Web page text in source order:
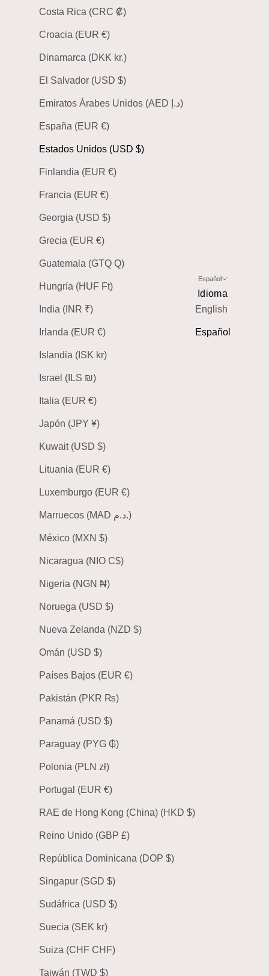
Costa Rica (CRC ₡)
Croacia (EUR €)
Dinamarca (DKK kr.)
El Salvador (USD $)
Emiratos Árabes Unidos (AED د.إ)
España (EUR €)
Estados Unidos (USD $)
Finlandia (EUR €)
Francia (EUR €)
Georgia (USD $)
Grecia (EUR €)
Guatemala (GTQ Q)
Hungría (HUF Ft)
India (INR ₹)
Irlanda (EUR €)
Islandia (ISK kr)
Israel (ILS ₪)
Italia (EUR €)
Japón (JPY ¥)
Kuwait (USD $)
Lituania (EUR €)
Luxemburgo (EUR €)
Marruecos (MAD د.م.)
México (MXN $)
Nicaragua (NIO C$)
Nigeria (NGN ₦)
Noruega (USD $)
Nueva Zelanda (NZD $)
Omán (USD $)
Países Bajos (EUR €)
Pakistán (PKR ₨)
Panamá (USD $)
Paraguay (PYG ₲)
Polonia (PLN zł)
Portugal (EUR €)
RAE de Hong Kong (China) (HKD $)
Reino Unido (GBP £)
República Dominicana (DOP $)
Singapur (SGD $)
Sudáfrica (USD $)
Suecia (SEK kr)
Suiza (CHF CHF)
Taiwán (TWD $)
Español
Idioma
English
Español